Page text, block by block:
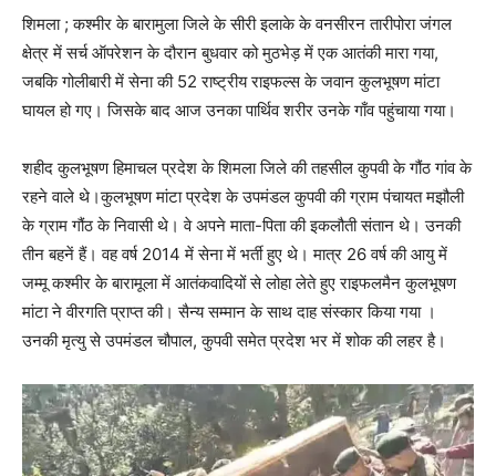
शिमला ; कश्मीर के बारामुला जिले के सीरी इलाके के वनसीरन तारीपोरा जंगल
क्षेत्र में सर्च ऑपरेशन के दौरान बुधवार को मुठभेड़ में एक आतंकी मारा गया,
जबकि गोलीबारी में सेना की 52 राष्ट्रीय राइफल्स के जवान कुलभूषण मांटा
घायल हो गए। जिसके बाद आज उनका पार्थिव शरीर उनके गाँव पहुंचाया गया।
शहीद कुलभूषण हिमाचल प्रदेश के शिमला जिले की तहसील कुपवी के गौंठ गांव के
रहने वाले थे।कुलभूषण मांटा प्रदेश के उपमंडल कुपवी की ग्राम पंचायत मझौली
के ग्राम गौंठ के निवासी थे। वे अपने माता-पिता की इकलौती संतान थे। उनकी
तीन बहनें हैं। वह वर्ष 2014 में सेना में भर्ती हुए थे। मात्र 26 वर्ष की आयु में
जम्मू कश्मीर के बारामूला में आतंकवादियों से लोहा लेते हुए राइफलमैन कुलभूषण
मांटा ने वीरगति प्राप्त की। सैन्य सम्मान के साथ दाह संस्कार किया गया ।
उनकी मृत्यु से उपमंडल चौपाल, कुपवी समेत प्रदेश भर में शोक की लहर है।